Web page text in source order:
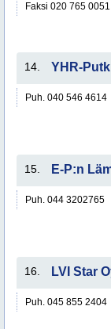
Faksi 020 765 0051
14. YHR-
Puh. 040 546 4614
15. E-P:n
Puh. 044 3202765
16. LVI Star
Puh. 045 855 2404